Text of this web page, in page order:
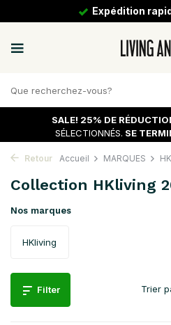
Expédition
SALE! 25% DE
SÉLECTIONNÉS. SE
Retour Accueil MARQUES
Collection HKliving
Nos marques
HKliving
Filter Trier